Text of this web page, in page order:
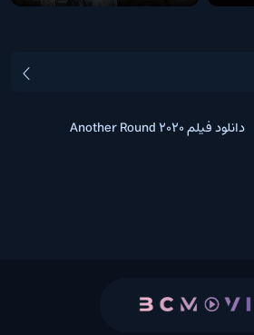
دانلود فیلم Another Round 2020